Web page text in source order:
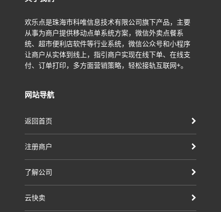
欢乐点是珠海市科唯信息技术有限公司旗下产品，主要
从事为商户提供移动点单系统方案，微信外卖点餐系
统、超市便利店软件等行业系统，微信公众号和小程序
让商户从实体到线上，指引商户实现在线下单、在线支
付、订单打印，多方面营销策略，轻松接轨互联网+。
网站导航
返回首页
注册商户
了解公司
云快卖